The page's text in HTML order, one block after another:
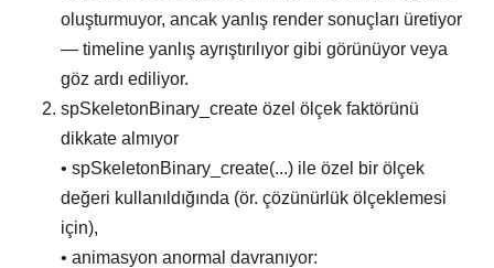
oluşturmuyor, ancak yanlış render sonuçları üretiyor
— timeline yanlış ayrıştırılıyor gibi görünüyor veya
göz ardı ediliyor.
spSkeletonBinary_create özel ölçek faktörünü
dikkate almıyor
• spSkeletonBinary_create(...) ile özel bir ölçek
değeri kullanıldığında (ör. çözünürlük ölçeklemesi
için),
• animasyon anormal davranıyor: